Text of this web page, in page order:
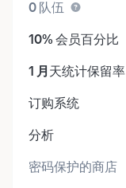
0 队伍
10% 会员百分比
1 月 天统计保留率
订购系统
分析
密码保护的商店